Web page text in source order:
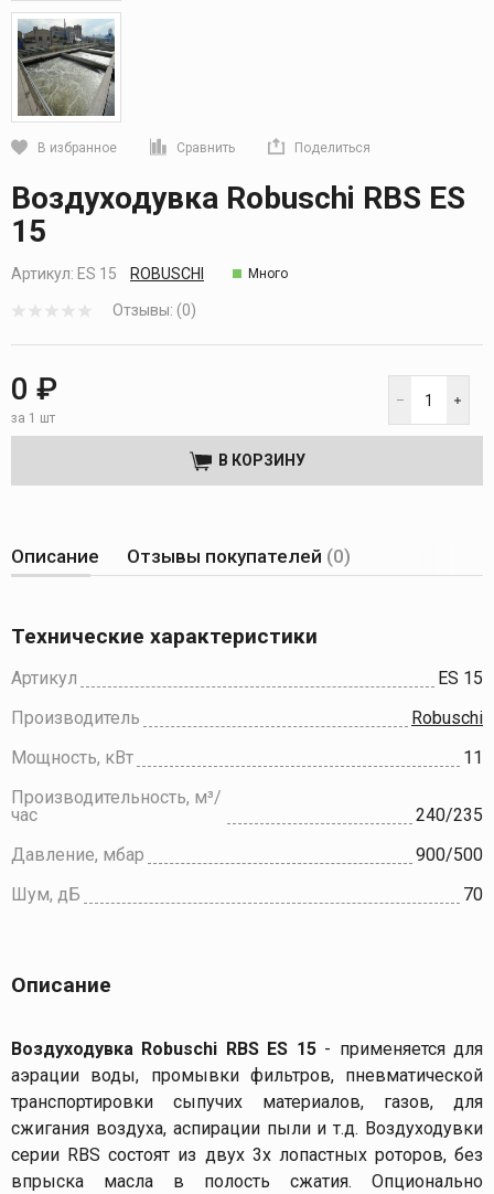
В избранное Сравнить Поделиться
Кликните, чтобы скопировать прямую ссылку
Воздуходувка Robuschi RBS ES
15
Артикул: ES 15 ROBUSCHI Много
Отзывы: (0)
0 ₽
за 1 шт
В КОРЗИНУ
Описание Отзывы покупателей (0)
Технические характеристики
Артикул
ES 15
Производитель
Robuschi
Мощность, кВт
11
Производительность, м³/
час
240/235
Давление, мбар
900/500
Шум, дБ
70
Описание
Воздуходувка Robuschi RBS ES 15- применяется для
аэрации воды, промывки фильтров, пневматической
транспортировки сыпучих материалов, газов, для
сжигания воздуха, аспирации пыли и т.д. Воздуходувки
серии RBS состоят из двух 3х лопастных роторов, без
впрыска масла в полость сжатия. Опционально